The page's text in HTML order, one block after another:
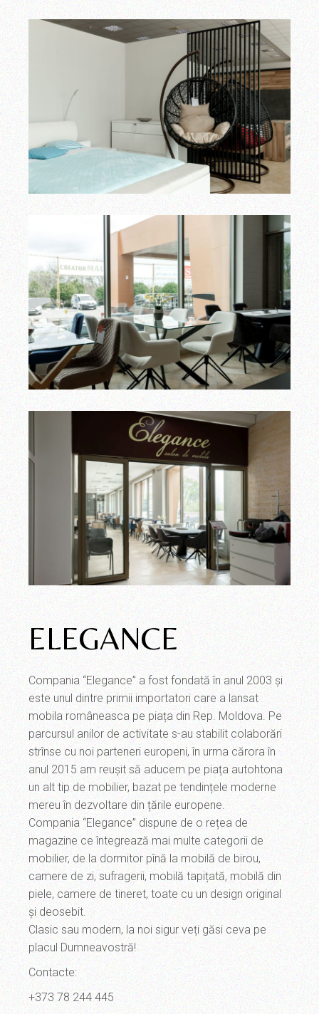
ELEGANCE
Compania “Elegance” a fost fondată în anul 2003 și
este unul dintre primii importatori care a lansat
mobila româneasca pe piața din Rep. Moldova. Pe
parcursul anilor de activitate s-au stabilit colaborări
strînse cu noi parteneri europeni, în urma cărora în
anul 2015 am reușit să aducem pe piața autohtona
un alt tip de mobilier, bazat pe tendințele moderne
mereu în dezvoltare din țările europene.
Compania “Elegance” dispune de o rețea de
magazine ce întegrează mai multe categorii de
mobilier, de la dormitor pînă la mobilă de birou,
camere de zi, sufragerii, mobilă tapițată, mobilă din
piele, camere de tineret, toate cu un design original
și deosebit.
Clasic sau modern, la noi sigur veți găsi ceva pe
placul Dumneavostră!
Contacte:
+373 78 244 445